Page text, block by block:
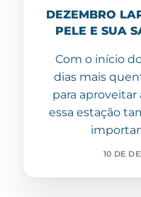
DEZEMBRO
PELE E SUA
Com o início
dias mais
para aproveitar
essa estação
10 DE